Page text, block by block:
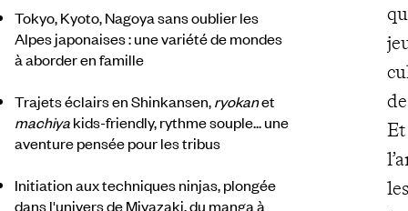
Tokyo, Kyoto, Nagoya sans oublier les
Alpes japonaises : une variété de mondes
à aborder en famille
Trajets éclairs en Shinkansen,ryokanet
machiyakids-friendly, rythme souple... une
aventure pensée pour les tribus
Initiation aux techniques ninjas, plongée
dans l'univers de Miyazaki, du manga à